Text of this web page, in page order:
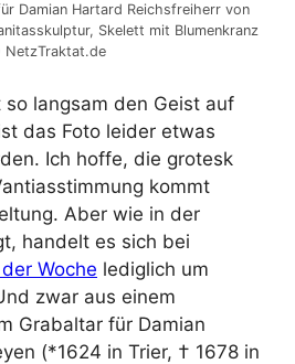
Damian Hartard Reichsfreiherr von
Skelett mit Blumenkranz
NetzTraktat.de
langsam den Geist auf
das Foto leider etwas
Ich hoffe, die grotesk
kommt
Aber wie in der
handelt es sich bei
Woche lediglich um
zwar aus einem
Grabaltar für Damian
(*1624 in Trier, † 1678 in